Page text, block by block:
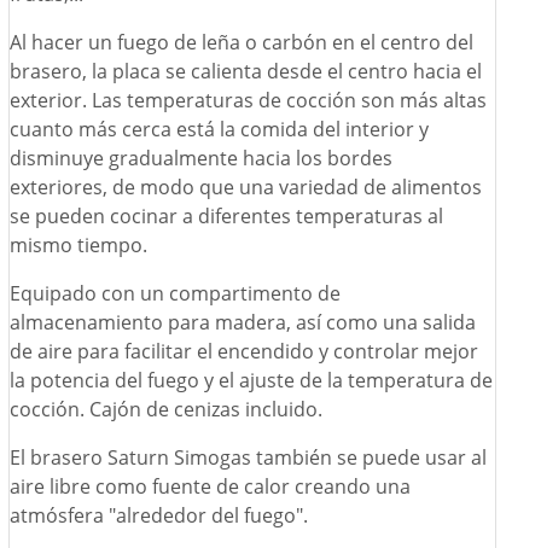
Al hacer un fuego de leña o carbón en el centro del
brasero, la placa se calienta desde el centro hacia el
exterior. Las temperaturas de cocción son más altas
cuanto más cerca está la comida del interior y
disminuye gradualmente hacia los bordes
exteriores, de modo que una variedad de alimentos
se pueden cocinar a diferentes temperaturas al
mismo tiempo.
Equipado con un compartimento de
almacenamiento para madera, así como una salida
de aire para facilitar el encendido y controlar mejor
la potencia del fuego y el ajuste de la temperatura de
cocción. Cajón de cenizas incluido.
El brasero Saturn Simogas también se puede usar al
aire libre como fuente de calor creando una
atmósfera "alrededor del fuego".